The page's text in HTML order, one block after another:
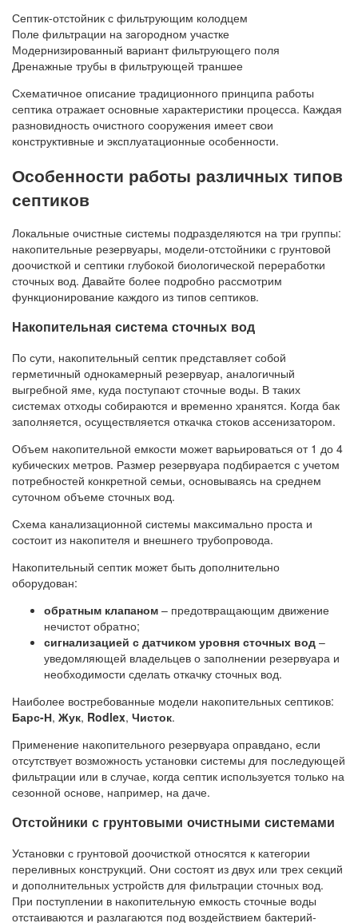
Септик-отстойник с фильтрующим колодцем
Поле фильтрации на загородном участке
Модернизированный вариант фильтрующего поля
Дренажные трубы в фильтрующей траншее
Схематичное описание традиционного принципа работы
септика отражает основные характеристики процесса. Каждая
разновидность очистного сооружения имеет свои
конструктивные и эксплуатационные особенности.
Особенности работы различных типов
септиков
Локальные очистные системы подразделяются на три группы:
накопительные резервуары, модели-отстойники с грунтовой
доочисткой и септики глубокой биологической переработки
сточных вод. Давайте более подробно рассмотрим
функционирование каждого из типов септиков.
Накопительная система сточных вод
По сути, накопительный септик представляет собой
герметичный однокамерный резервуар, аналогичный
выгребной яме, куда поступают сточные воды. В таких
системах отходы собираются и временно хранятся. Когда бак
заполняется, осуществляется откачка стоков ассенизатором.
Объем накопительной емкости может варьироваться от 1 до 4
кубических метров. Размер резервуара подбирается с учетом
потребностей конкретной семьи, основываясь на среднем
суточном объеме сточных вод.
Схема канализационной системы максимально проста и
состоит из накопителя и внешнего трубопровода.
Накопительный септик может быть дополнительно
оборудован:
обратным клапаном – предотвращающим движение
нечистот обратно;
сигнализацией с датчиком уровня сточных вод –
уведомляющей владельцев о заполнении резервуара и
необходимости сделать откачку сточных вод.
Наиболее востребованные модели накопительных септиков:
Барс-Н, Жук, Rodlex, Чисток.
Применение накопительного резервуара оправдано, если
отсутствует возможность установки системы для последующей
фильтрации или в случае, когда септик используется только на
сезонной основе, например, на даче.
Отстойники с грунтовыми очистными системами
Установки с грунтовой доочисткой относятся к категории
переливных конструкций. Они состоят из двух или трех секций
и дополнительных устройств для фильтрации сточных вод.
При поступлении в накопительную емкость сточные воды
отстаиваются и разлагаются под воздействием бактерий-